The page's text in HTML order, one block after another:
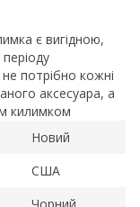
є вигідною,
потрібно кожні
аксесуара, а
килимком
Новий
США
Чорний